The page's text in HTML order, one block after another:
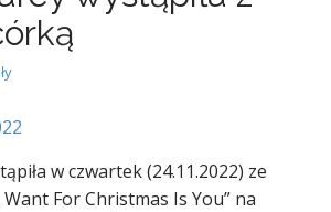
w czwartek (24.11.2022) ze
For Christmas Is You” na